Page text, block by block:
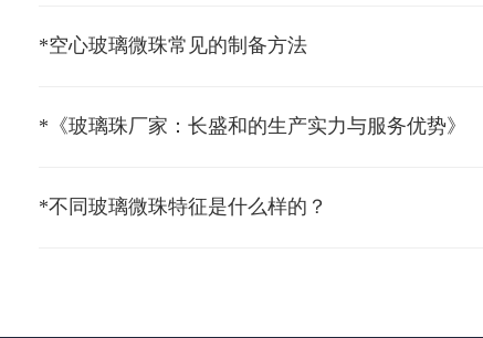
*空心玻璃微珠常见的制备方法
*《玻璃珠厂家：长盛和的生产实力与服务优势》
*不同玻璃微珠特征是什么样的？